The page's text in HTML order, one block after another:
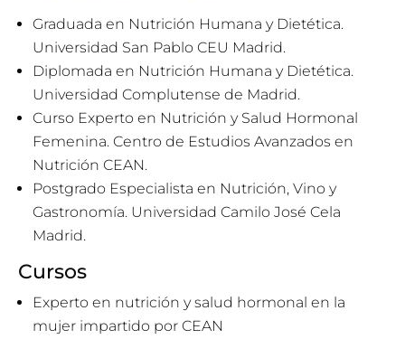
Graduada en Nutrición Humana y Dietética.
Universidad San Pablo CEU Madrid.
Diplomada en Nutrición Humana y Dietética.
Universidad Complutense de Madrid.
Curso Experto en Nutrición y Salud Hormonal
Femenina. Centro de Estudios Avanzados en
Nutrición CEAN.
Postgrado Especialista en Nutrición, Vino y
Gastronomía. Universidad Camilo José Cela
Madrid.
Cursos
Experto en nutrición y salud hormonal en la
mujer impartido por CEAN